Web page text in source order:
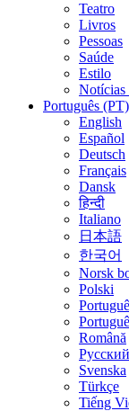
Teatro
Livros
Pessoas
Saúde
Estilo
Notícias
Português (PT)
English
Español
Deutsch
Français
Dansk
हिन्दी
Italiano
日本語
한국어
Norsk
Polski
Română
Русский
Svenska
Türkçe
Tiếng